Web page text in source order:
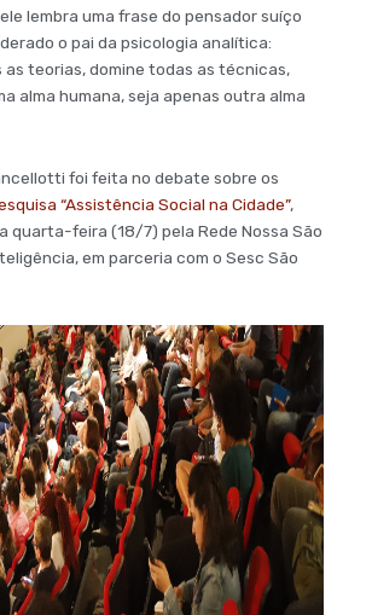
lembra uma frase do pensador suíço
o pai da psicologia analítica:
as teorias, domine todas as técnicas,
alma humana, seja apenas outra alma
foi feita no debate sobre os
“Assistência Social na Cidade”,
quarta-feira (18/7) pela Rede Nossa São
em parceria com o Sesc São